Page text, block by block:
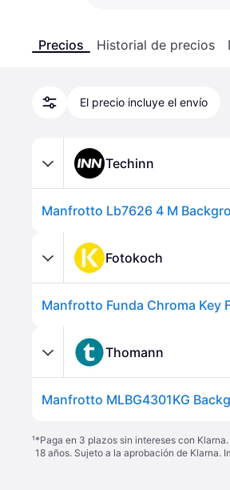
Precios Historial de precios
El precio incluye el envío
Techinn
Manfrotto Lb7626 4 M
Fotokoch
Manfrotto Funda Chroma Key
Thomann
Manfrotto MLBG4301KG
¹*Paga en 3 plazos sin intereses con
18 años. Sujeto a la aprobación de Klarna.